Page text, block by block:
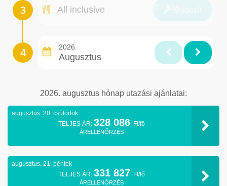
All inclusive
2026.
Augusztus
2026. augusztus hónap utazási ajánlatai:
augusztus. 20. csütörtök
TELJES ÁR: 328 086 Ft/fő
ÁRELLENŐRZÉS
augusztus. 21. péntek
TELJES ÁR: 331 827 Ft/fő
ÁRELLENŐRZÉS